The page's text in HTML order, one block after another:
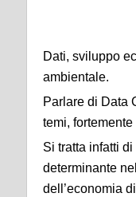
Dati, sviluppo
ambientale.
Parlare di Data
temi, fortemente
Si tratta infatti
determinante
dell’economia